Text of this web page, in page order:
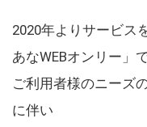
2020年よりサービス
あなWEBオンリー」
ご利用者様のニーズ
に伴い